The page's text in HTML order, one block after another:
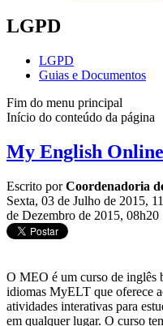
LGPD
LGPD
Guias e Documentos
Fim do menu principal
Início do conteúdo da página
My English Online
Escrito porCoordenadoria
Sexta, 03 de Julho de 2015,
de Dezembro de 2015, 08h20
O MEO é um curso de inglês
idiomas MyELT que oferece
atividades interativas para
em qualquer lugar. O curso